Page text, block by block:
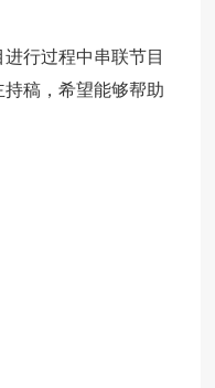
行过程中串联节目
稿，希望能够帮助